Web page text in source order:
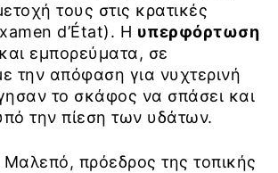
τους στις κρατικές
d’État). Η υπερφόρτωση
εμπορεύματα, σε
την απόφαση για νυχτερινή
το σκάφος να σπάσει και
την πίεση των υδάτων.
πρόεδρος της τοπικής